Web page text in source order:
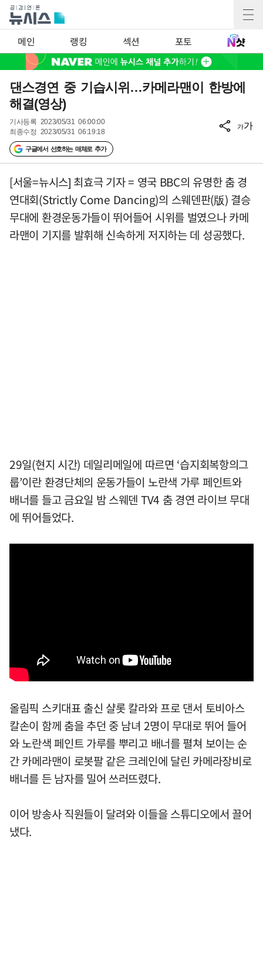
메인 랭킹 섹션 포토
댄스경연 중 기습시위…카메라맨이 한방에
해결(영상)
기사등록 2023/05/31 06:00:00
최종수정 2023/05/31 06:19:18
구글에서 선호하는 매체로 추가
가가
[서울=뉴시스] 최효극 기자 = 영국 BBC의 유명한 춤 경
연대회(Strictly Come Dancing)의 스웨덴판(版) 결승
무대에 환경운동가들이 뛰어들어 시위를 벌였으나 카메
라맨이 기지를 발휘해 신속하게 저지하는 데 성공했다.
29일(현지 시간) 데일리메일에 따르면 ‘습지회복항의그
룹’이란 환경단체의 운동가들이 노란색 가루 페인트와
배너를 들고 금요일 밤 스웨덴 TV4 춤 경연 라이브 무대
에 뛰어들었다.
올림픽 스키대표 출신 샬롯 칼라와 프로 댄서 토비아스
칼손이 함께 춤을 추던 중 남녀 2명이 무대로 뛰어 들어
와 노란색 페인트 가루를 뿌리고 배너를 펼쳐 보이는 순
간 카메라맨이 로봇팔 같은 크레인에 달린 카메라장비로
배너를 든 남자를 밀어 쓰러뜨렸다.
이어 방송사 직원들이 달려와 이들을 스튜디오에서 끌어
냈다.